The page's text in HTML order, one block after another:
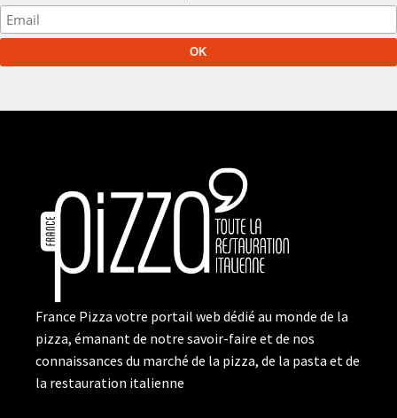
France Pizza votre portail web dédié au monde de la
pizza, émanant de notre savoir-faire et de nos
connaissances du marché de la pizza, de la pasta et de
la restauration italienne